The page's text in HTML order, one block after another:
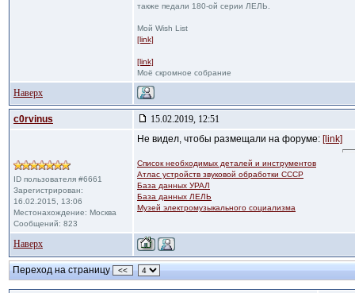
также педали 180-ой серии ЛЕЛЬ.
Мой Wish List
[link]
[link]
Моё скромное собрание
Наверх
c0rvinus 15.02.2019, 12:51
ID пользователя #6661
Зарегистрирован:
16.02.2015, 13:06
Местонахождение: Москва
Сообщений: 823
Не видел, чтобы размещали на форуме: [link]
Список необходимых деталей и инструментов
Атлас устройств звуковой обработки СССР
База данных УРАЛ
База данных ЛЕЛЬ
Музей электромузыкального социализма
Наверх
Переход на страницу <<